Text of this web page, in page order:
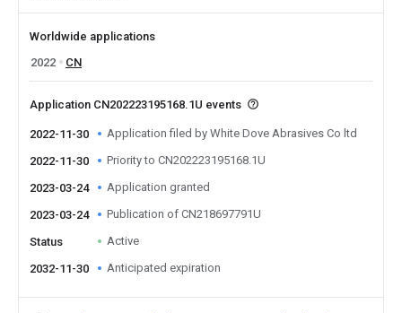
Worldwide applications
2022
CN
Application CN202223195168.1U events
2022-11-30 Application filed by White Dove Abrasives Co ltd
2022-11-30 Priority to CN202223195168.1U
2023-03-24 Application granted
2023-03-24 Publication of CN218697791U
Status Active
2032-11-30 Anticipated expiration